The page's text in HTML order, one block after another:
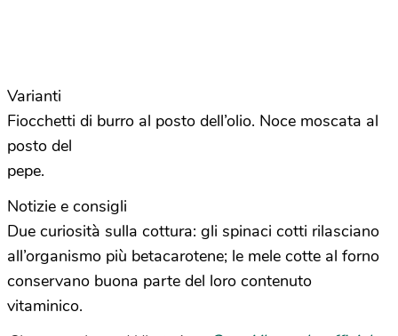
Varianti
Fiocchetti di burro al posto dell’olio. Noce moscata al
posto del
pepe.
Notizie e consigli
Due curiosità sulla cottura: gli spinaci cotti rilasciano
all’organismo più betacarotene; le mele cotte al forno
conservano buona parte del loro contenuto
vitaminico.